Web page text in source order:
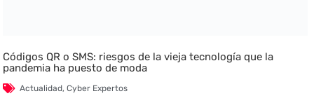
Códigos QR o SMS: riesgos de la vieja tecnología que la
pandemia ha puesto de moda
Actualidad,Cyber Expertos